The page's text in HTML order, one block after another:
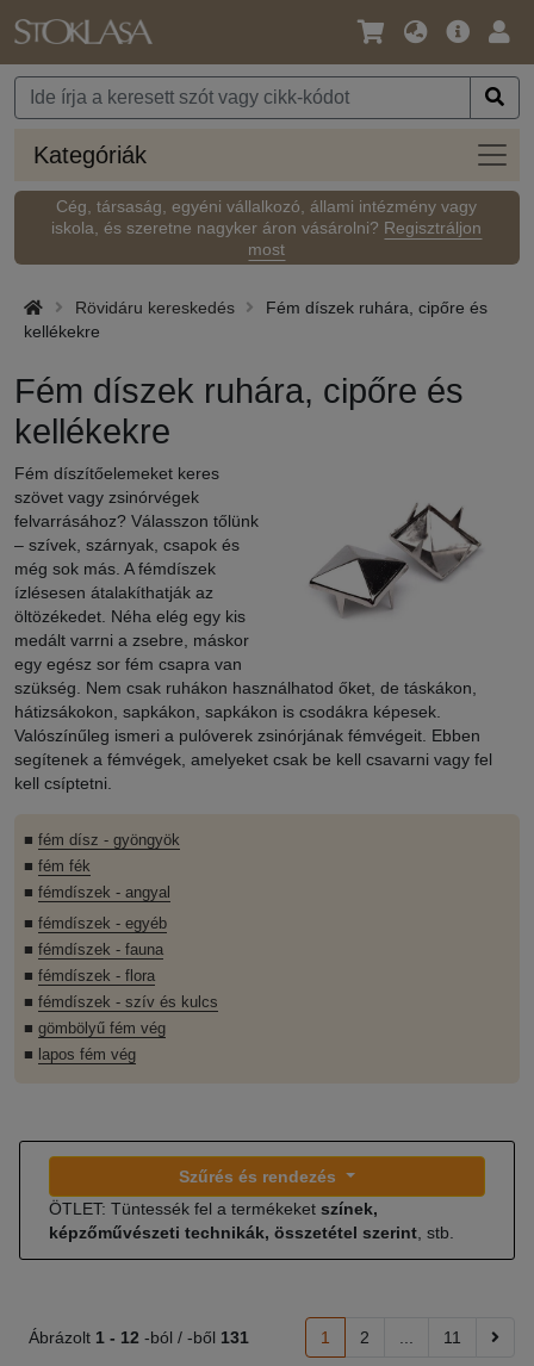
Nyelv
Pénznem
Fő
Kategóriák
Cég, társaság, egyéni vállalkozó, állami intézmény vagy
iskola, és szeretne nagyker áron vásárolni? Regisztráljon
most
Rövidáru kereskedés
Fém díszek ruhára, cipőre és
kellékekre
Fém díszek ruhára, cipőre és
kellékekre
Fém díszítőelemeket keres
szövet vagy zsinórvégek
felvarrásához? Válasszon tőlünk
– szívek, szárnyak, csapok és
még sok más. A fémdíszek
ízlésesen átalakíthatják az
öltözékedet. Néha elég egy kis
medált varrni a zsebre, máskor
egy egész sor fém csapra van
szükség. Nem csak ruhákon használhatod őket, de táskákon,
hátizsákokon, sapkákon, sapkákon is csodákra képesek.
Valószínűleg ismeri a pulóverek zsinórjának fémvégeit. Ebben
segítenek a fémvégek, amelyeket csak be kell csavarni vagy fel
kell csíptetni.
■ fém dísz - gyöngyök
■ fém fék
■ fémdíszek - angyal
■ fémdíszek - egyéb
■ fémdíszek - fauna
■ fémdíszek - flora
■ fémdíszek - szív és kulcs
■ gömbölyű fém vég
■ lapos fém vég
Szűrés és rendezés
ÖTLET: Tüntessék fel a termékeket színek,
képzőművészeti technikák, összetétel szerint , stb.
Ábrázolt 1 - 12 -ból / -ből 131 1 2 11